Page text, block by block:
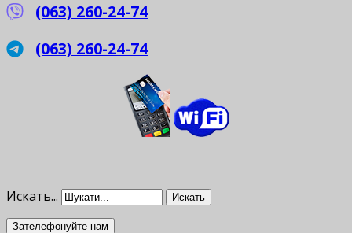
(063) 260-24-74
(063) 260-24-74
Искать... Искать
Зателефонуйте нам